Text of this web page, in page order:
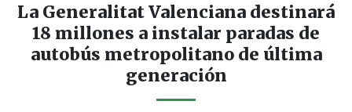
La Generalitat Valenciana destinará
18 millones a instalar paradas de
autobús metropolitano de última
generación